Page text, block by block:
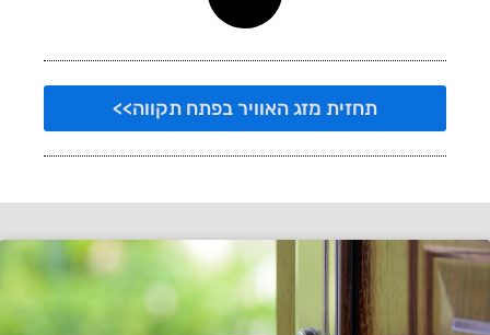
תחזית מזג האוויר בפתח תקווה>>